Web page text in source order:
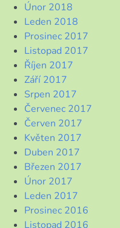
Únor 2018
Leden 2018
Prosinec 2017
Listopad 2017
Říjen 2017
Září 2017
Srpen 2017
Červenec 2017
Červen 2017
Květen 2017
Duben 2017
Březen 2017
Únor 2017
Leden 2017
Prosinec 2016
Listopad 2016